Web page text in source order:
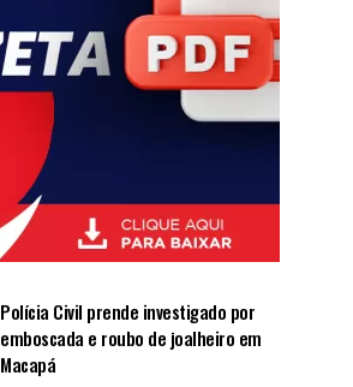
Polícia Civil prende investigado por
emboscada e roubo de joalheiro em
Macapá